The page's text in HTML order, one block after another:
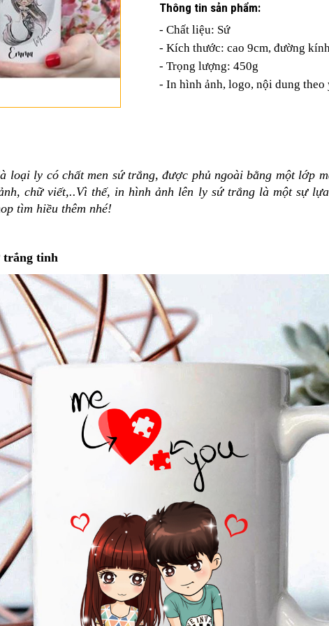
Thông tin sản phẩm:
- Chất liệu: Sứ
- Kích thước: cao 9cm, đường
- Trọng lượng: 450g
- In hình ảnh, logo, nội dung theo
loại ly có chất men sứ trắng, được phủ ngoài bằng một lớp
chữ viết,..Vì thế, in hình ảnh lên ly sứ trắng là một sự
tìm hiều thêm nhé!
trắng tinh